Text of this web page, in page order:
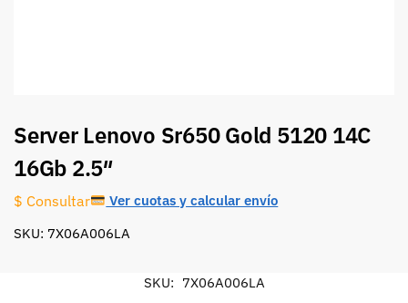
Server Lenovo Sr650 Gold 5120 14C
16Gb 2.5″
$ Consultar Ver cuotas y calcular envío
SKU: 7X06A006LA
SKU: 7X06A006LA